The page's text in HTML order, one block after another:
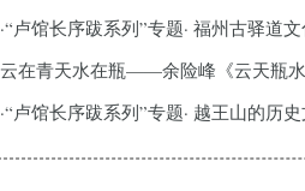
·“卢馆长序跋系列”专题· 福州古驿
云在青天水在瓶——余险峰《云天瓶
·“卢馆长序跋系列”专题· 越王山的